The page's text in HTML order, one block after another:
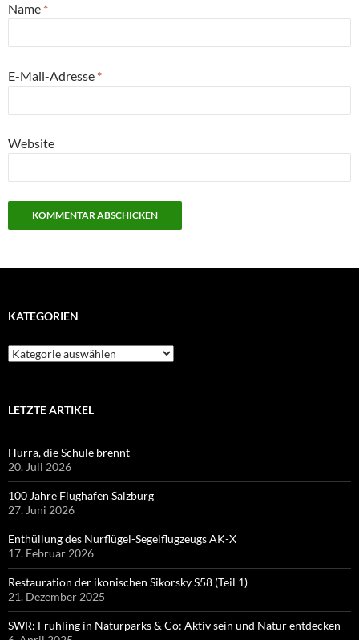
Name *
E-Mail-Adresse *
Website
KATEGORIEN
Kategorien
LETZTE ARTIKEL
Hurra, die Schule brennt
20. Juli 2026
100 Jahre Flughafen Salzburg
27. Juni 2026
Enthüllung des Nurflügel-Segelflugzeugs AK-X
17. Februar 2026
Restauration der ikonischen Sikorsky S58 (Teil 1)
21. Dezember 2025
SWR: Frühling in Naturparks & Co: Aktiv sein und Natur entdecken